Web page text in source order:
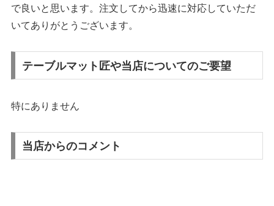
で良いと思います。注文してから迅速に対応していただ
いてありがとうございます。
テーブルマット匠や当店についてのご要望
特にありません
当店からのコメント